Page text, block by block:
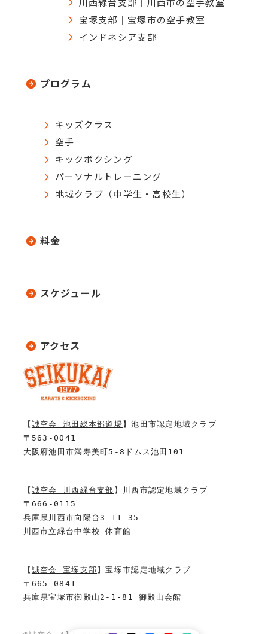
【 誠空会 池田総本部道場 】池田市認定地域クラブ
〒563-0041
大阪府池田市満寿美町5-8ドムス池田101
【 誠空会 川西緑台支部 】川西市認定地域クラブ
〒666-0115
兵庫県川西市向陽台3-11-35
川西市立緑台中学校 体育館
【 誠空会 宝塚支部 】宝塚市認定地域クラブ
〒665-0841
兵庫県宝塚市御殿山2-1-81 御殿山会館
宝塚支部｜宝塚市の空手教室
インドネシア支部
プログラム
キッズクラス
空手
キックボクシング
パーソナルトレーニング
地域クラブ（中学生・高校生）
料金
スケジュール
アクセス